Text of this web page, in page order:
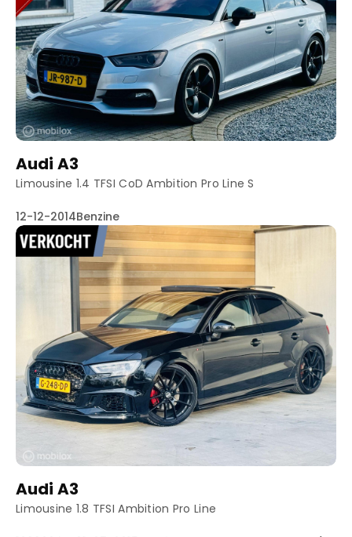
06 42 61 00 54
Adres
Truyenhoekweg 4
6004 PV Weert
Audi A3
Limousine 1.4 TFSI CoD Ambition Pro Line S
12-12-2014Benzine
Audi A3
Limousine 1.8 TFSI Ambition Pro Line